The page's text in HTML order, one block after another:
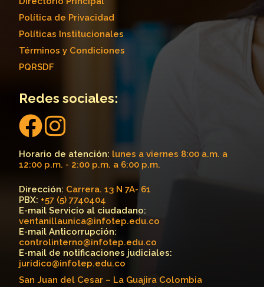
Política de Privacidad
Políticas Institucionales
Términos y Condiciones
PQRSDF
Redes sociales:
Horario de atención: lunes a viernes 8:00 a.m. a
12:00 p.m. - 2:00 p.m. a 6:00 p.m.
Dirección: Carrera. 13 N 7A- 61
PBX: +57 (5) 7740404
E-mail Servicio al ciudadano:
ventanillaunica@infotep.edu.co
E-mail Anticorrupción:
controlinterno@infotep.edu.co
E-mail de notificaciones judiciales:
juridico@infotep.edu.co
San Juan del Cesar – La Guajira Colombia